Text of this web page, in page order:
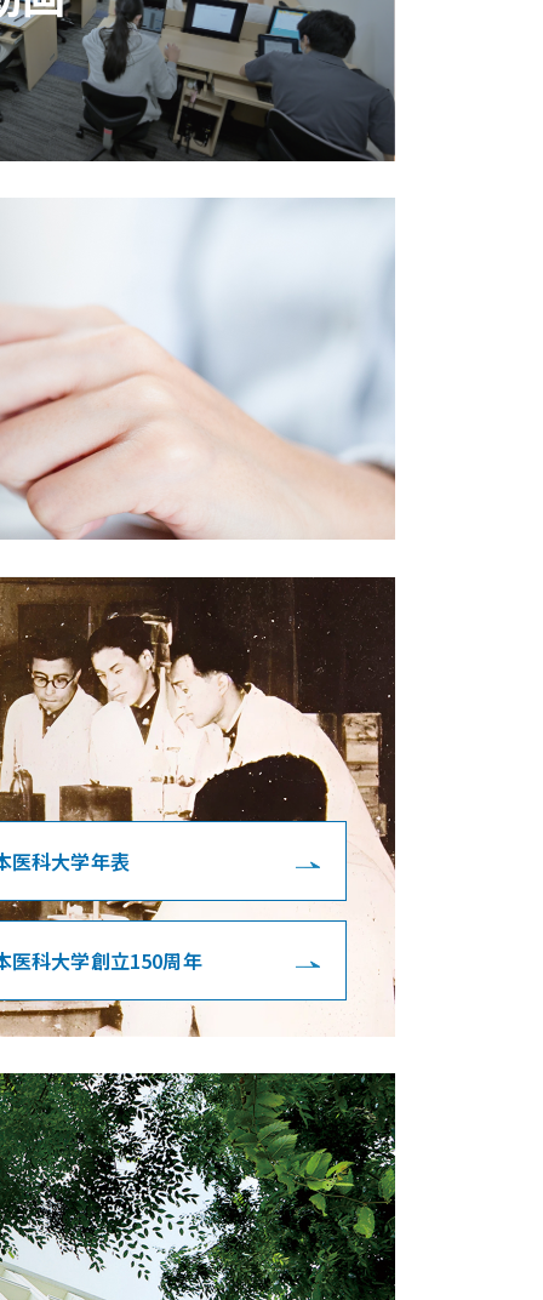
医科大学年表
医科大学創立150周年